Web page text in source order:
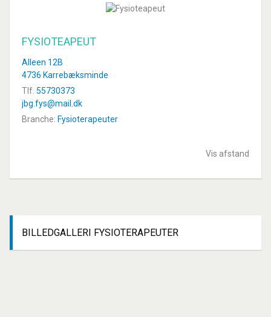
FYSIOTEAPEUT
Alleen 12B
4736 Karrebæksminde
Tlf. 55730373
jbg.fys@mail.dk
Branche: Fysioterapeuter
Vis afstand
BILLEDGALLERI FYSIOTERAPEUTER